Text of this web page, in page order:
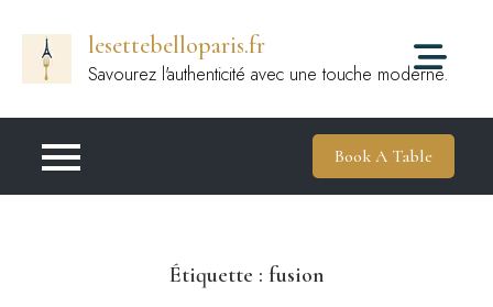
contenu
lesettebelloparis.fr
Savourez l'authenticité avec une touche moderne.
Book A Table
Étiquette : fusion